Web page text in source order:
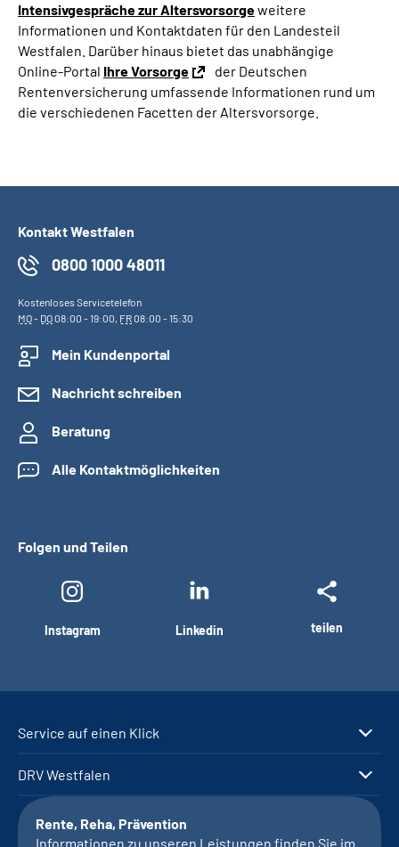
Intensivgespräche zur Altersvorsorgeweitere
Informationen und Kontaktdaten für den Landesteil
Westfalen. Darüber hinaus bietet das unabhängige
Online-Portal Ihre Vorsorge
der Deutschen
Rentenversicherung umfassende Informationen rund um
die verschiedenen Facetten der Altersvorsorge.
Kontakt Westfalen
0800 1000 48011
Kostenloses Servicetelefon
MO- DO08:00 - 19:00, FR08:00 - 15:30
Mein Kundenportal
Nachricht schreiben
Beratung
Alle Kontaktmöglichkeiten
Folgen und Teilen
Instagram Linkedin teilen
Service auf einen Klick
DRV Westfalen
Rente, Reha, Prävention
Informationen zu unseren Leistungen finden Sie im